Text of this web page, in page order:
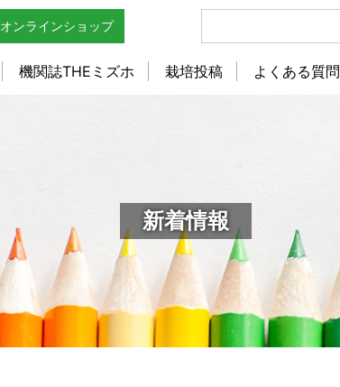
オンラインショップ
機関誌THEミズホ 栽培投稿 よくある質問
新着情報